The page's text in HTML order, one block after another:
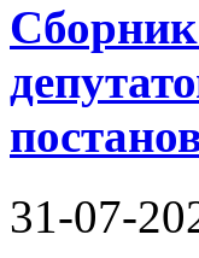
31-07-